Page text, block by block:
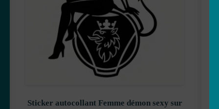
Sticker autocollant Femme démon sexy sur